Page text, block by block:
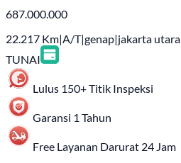
687.000.000
22.217 Km|A/T|genap|jakarta utara
TUNAI
Lulus 150+ Titik Inspeksi
Garansi 1 Tahun
Free Layanan Darurat 24 Jam